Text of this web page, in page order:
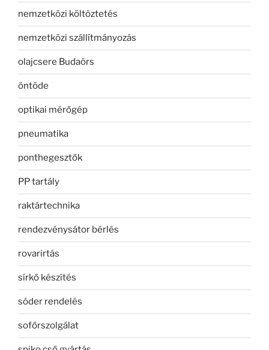
nemzetközi költöztetés
nemzetközi szállítmányozás
olajcsere Budaörs
öntöde
optikai mérőgép
pneumatika
ponthegesztők
PP tartály
raktártechnika
rendezvénysátor bérlés
rovarirtás
sírkő készítés
sóder rendelés
sofőrszolgálat